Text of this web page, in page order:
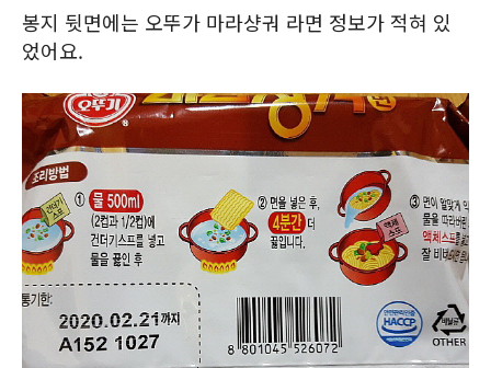
봉지 뒷면에는 오뚜가 마라샹궈 라면 정보가 적혀 있
었어요.